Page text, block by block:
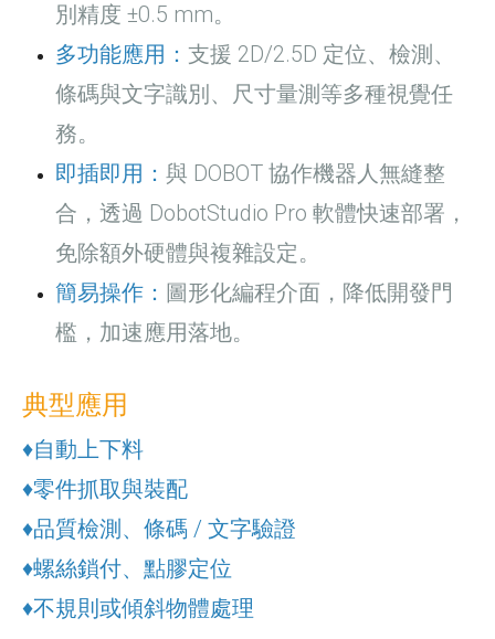
別精度 ±0.5 mm。
多功能應用： 支援 2D/2.5D 定位、檢測、
條碼與文字識別、尺寸量測等多種視覺任
務。
即插即用： 與 DOBOT 協作機器人無縫整
合，透過 DobotStudio Pro 軟體快速部署，
免除額外硬體與複雜設定。
簡易操作： 圖形化編程介面，降低開發門
檻，加速應用落地。
典型應用
♦自動上下料
♦零件抓取與裝配
♦品質檢測、條碼 / 文字驗證
♦螺絲鎖付、點膠定位
♦不規則或傾斜物體處理